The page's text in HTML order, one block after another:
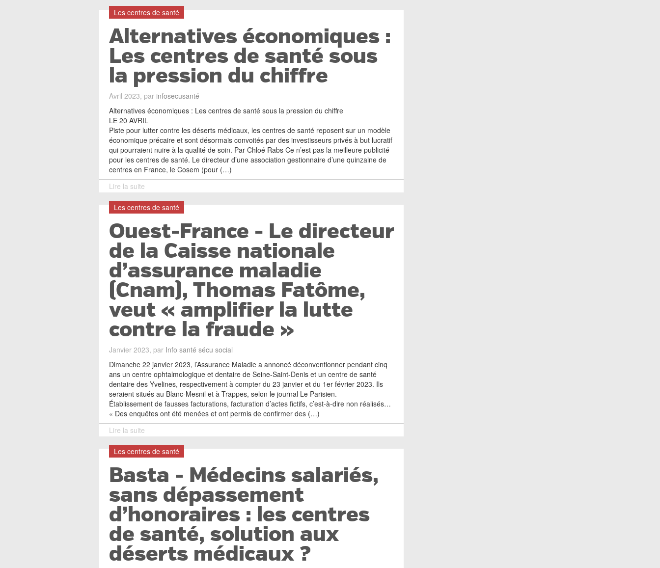
Les centres de santé
Alternatives économiques :
Les centres de santé sous
la pression du chiffre
Avril 2023, par infosecusanté
Alternatives économiques : Les centres de santé sous la pression du chiffre
LE 20 AVRIL
Piste pour lutter contre les déserts médicaux, les centres de santé reposent sur un modèle
économique précaire et sont désormais convoités par des investisseurs privés à but lucratif
qui pourraient nuire à la qualité de soin. Par Chloé Rabs Ce n’est pas la meilleure publicité
pour les centres de santé. Le directeur d’une association gestionnaire d’une quinzaine de
centres en France, le Cosem (pour (…)
Lire la suite
Les centres de santé
Ouest-France - Le directeur
de la Caisse nationale
d’assurance maladie
(Cnam), Thomas Fatôme,
veut « amplifier la lutte
contre la fraude »
Janvier 2023, par Info santé sécu social
Dimanche 22 janvier 2023, l’Assurance Maladie a annoncé déconventionner pendant cinq
ans un centre ophtalmologique et dentaire de Seine-Saint-Denis et un centre de santé
dentaire des Yvelines, respectivement à compter du 23 janvier et du 1er février 2023. Ils
seraient situés au Blanc-Mesnil et à Trappes, selon le journal Le Parisien.
Établissement de fausses facturations, facturation d’actes fictifs, c’est-à-dire non réalisés…
« Des enquêtes ont été menées et ont permis de confirmer des (…)
Lire la suite
Les centres de santé
Basta - Médecins salariés,
sans dépassement
d’honoraires : les centres
de santé, solution aux
déserts médicaux ?